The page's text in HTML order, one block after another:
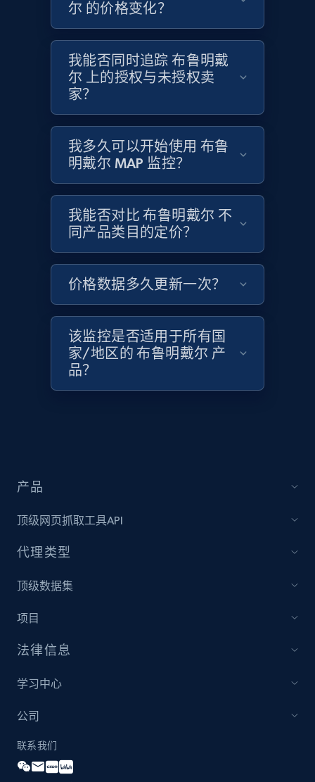
URL, Product id, Title, Product description,
Rating, Reviews count, Initial price, Discount,
and more.
1.3K+
Zara - Products
Category id, Product id, Product name, Price,
Currency, Colour code, Colour, Description, and
1.2K+ 208+ 立即开始
Zara - Products - discovery by category url
Category id, Product id, Product name, Price,
Currency, Colour code, Colour, Description, and
Best Buy products
Currency, Discount, Initial price, and more.
1.1K+
Best Buy products - Collect data on
products using specified keywords
Currency, Discount, Initial price, and more.
尔 的价格变化？
我能否同时追踪 布鲁明戴
尔 上的授权与未授权卖
家？
我多久可以开始使用 布鲁
明戴尔 MAP 监控？
我能否对比 布鲁明戴尔 不
同产品类目的定价？
价格数据多久更新一次？
该监控是否适用于所有国
家/地区的 布鲁明戴尔 产
品？
产品
顶级网页抓取工具API
代理类型
顶级数据集
项目
法律信息
学习中心
公司
联系我们